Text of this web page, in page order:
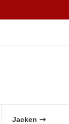
Jacken